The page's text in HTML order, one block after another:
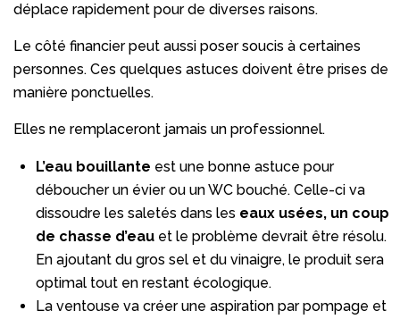
déplace rapidement pour de diverses raisons.
Le côté financier peut aussi poser soucis à certaines
personnes. Ces quelques astuces doivent être prises de
manière ponctuelles.
Elles ne remplaceront jamais un professionnel.
L’eau bouillante est une bonne astuce pour
déboucher un évier ou un WC bouché. Celle-ci va
dissoudre les saletés dans les eaux usées, un coup
de chasse d’eau et le problème devrait être résolu.
En ajoutant du gros sel et du vinaigre, le produit sera
optimal tout en restant écologique.
La ventouse va créer une aspiration par pompage et